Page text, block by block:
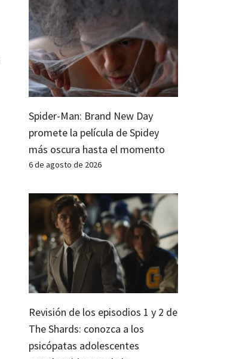
Spider-Man: Brand New Day
promete la película de Spidey
más oscura hasta el momento
6 de agosto de 2026
Revisión de los episodios 1 y 2 de
The Shards: conozca a los
psicópatas adolescentes